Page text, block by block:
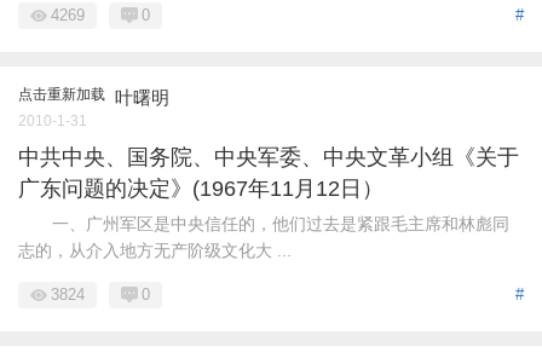
#
4269 0
点击重新加载 叶曙明
2010-1-31
中共中央、国务院、中央军委、中央文革小组《关于
广东问题的决定》(1967年11月12日）
一、广州军区是中央信任的，他们过去是紧跟毛主席和林彪同
志的，从介入地方无产阶级文化大 ...
#
3824 0